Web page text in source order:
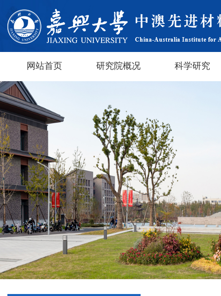
网站首页 研究院概况 科学研究